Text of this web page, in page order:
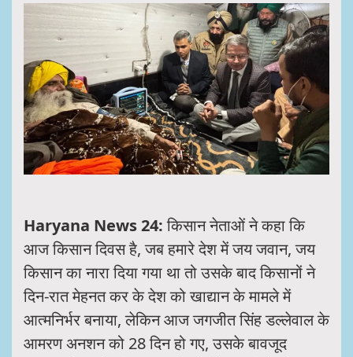
Haryana News 24:किसान नेताओं ने कहा कि
आज किसान दिवस है, जब हमारे देश में जय जवान, जय
किसान का नारा दिया गया था तो उसके बाद किसानों ने
दिन-रात मेहनत कर के देश को खाद्यान के मामले में
आत्मनिर्भर बनाया, लेकिन आज जगजीत सिंह डल्लेवाल के
आमरण अनशन को 28 दिन हो गए, उसके बावजूद